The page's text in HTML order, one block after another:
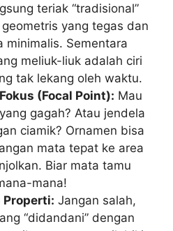
teriak “tradisional”
geometris yang tegas dan
minimalis. Sementara
meliuk-liuk adalah ciri
tak lekang oleh waktu.
(Focal Point): Mau
gagah? Atau jendela
ciamik? Ornamen bisa
mata tepat ke area
Biar mata tamu
mana!
Properti: Jangan salah,
“didandani” dengan